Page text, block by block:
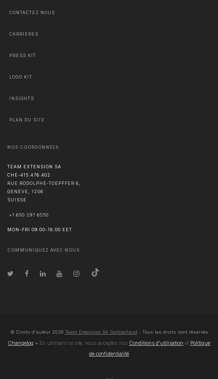
CONTACTEZ NOUS
CARRIÈRES
PRESS KIT
LOGO KIT
INSIGHTS
PLAN DU SITE
NOS COORDONNÉES
TEAM EXTENSION SA
CHE-415.476.402
RUE RODOLPHE-TOEPFFER 8,
GENÈVE
1206
SUISSE
+1 650 297 6550
MON-FRI 09:00-18:00 EET
COMMUNIQUEZ AVEC NOUS
© Droits d'auteur 2026 Team Extension SA Switzerland - Tous les droits sont réservés
Changelog ● En utilisant ce site, vous acceptez nos Conditions d'utilisation et Politique
de confidentialité